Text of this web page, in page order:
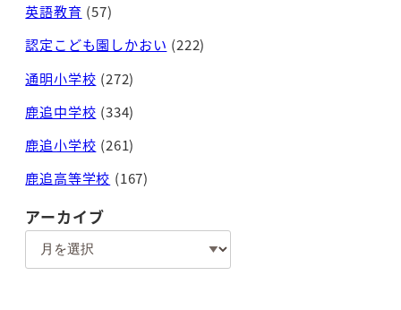
英語教育 (57)
認定こども園しかおい (222)
通明小学校 (272)
鹿追中学校 (334)
鹿追小学校 (261)
鹿追高等学校 (167)
アーカイブ